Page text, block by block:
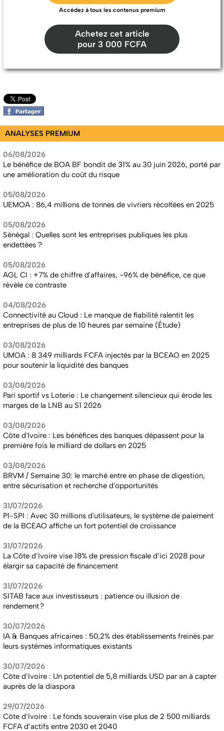
Accédez à tous les contenus premium
Achetez cet article
pour 3 000 FCFA
ANALYSES PREMIUM
06/08/2026
Le bénéfice de BOA BF bondit de 31% au 30 juin 2026, porté par
une amélioration du coût du risque
05/08/2026
UEMOA : 86,4 millions de tonnes de vivriers récoltées en 2025
05/08/2026
Sénégal : Quelles sont les entreprises publiques les plus
endettées ?
05/08/2026
AGL CI : +7% de chiffre d'affaires, -96% de bénéfice, ce que
révèle ce contraste
04/08/2026
Connectivité au Cloud : Le manque de fiabilité ralentit les
entreprises de plus de 10 heures par semaine (Étude)
03/08/2026
UMOA : 8 349 milliards FCFA injectés par la BCEAO en 2025
pour soutenir la liquidité des banques
03/08/2026
Pari sportif vs Loterie : Le changement silencieux qui érode les
marges de la LNB au S1 2026
03/08/2026
Côte d'Ivoire : Les bénéfices des banques dépassent pour la
première fois le milliard de dollars en 2025
03/08/2026
BRVM / Semaine 30: le marché entre en phase de digestion,
entre sécurisation et recherche d'opportunités
31/07/2026
PI-SPI : Avec 30 millions d'utilisateurs, le système de paiement
de la BCEAO affiche un fort potentiel de croissance
31/07/2026
La Côte d’Ivoire vise 18% de pression fiscale d’ici 2028 pour
élargir sa capacité de financement
31/07/2026
SITAB face aux investisseurs : patience ou illusion de
rendement ?
30/07/2026
IA & Banques africaines : 50,2% des établissements freinés par
leurs systèmes informatiques existants
30/07/2026
Côte d’Ivoire : Un potentiel de 5,8 milliards USD par an à capter
auprès de la diaspora
29/07/2026
Côte d’Ivoire : Le fonds souverain vise plus de 2 500 milliards
FCFA d’actifs entre 2030 et 2040